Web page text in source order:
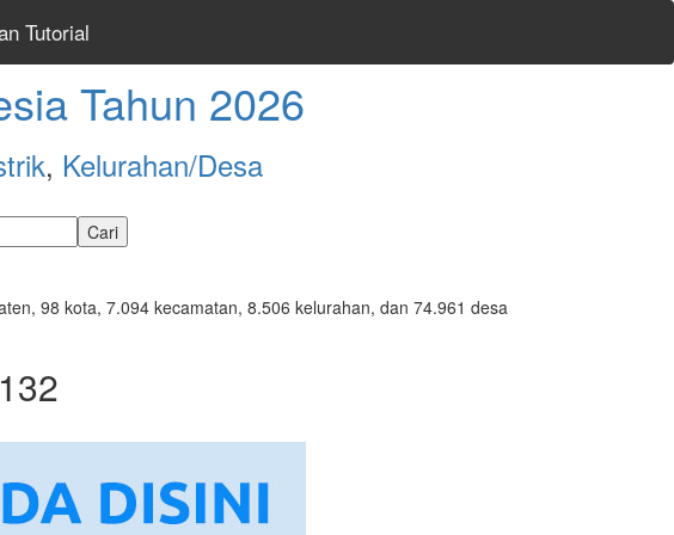
Tutorial
Tahun 2026
, Kelurahan/Desa
98 kota, 7.094 kecamatan, 8.506 kelurahan, dan 74.961 desa